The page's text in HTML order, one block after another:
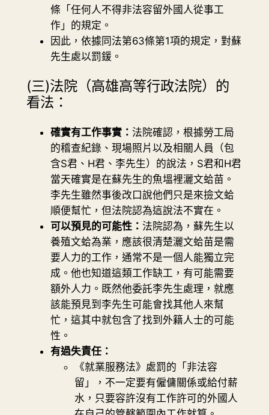
條「任何人不得非法容留外國人從事工
作」的規定。
因此，依據同法第63條第1項的規定，對蘇
先生處以罰鍰。
(三)法院（高雄高等行政法院）的
看法：
確實有工作事實： 法院確認，根據勞工局
的稽查紀錄、現場照片以及相關人員（包
含S君、H君、李先生）的說法，S君和H君
當天確實是在蘇先生的魚塭裡灑文蛤苗。
李先生雖然事後改口說他們只是來撿文蛤
順便幫忙，但法院認為這說法不實在。
可以預見的可能性： 法院認為，蘇先生以
養殖文蛤為業，應該很清楚灑文蛤苗是需
要人力的工作，通常不是一個人能獨立完
成。他也知道這類工作缺工，有可能需要
額外人力。既然他委託李先生處理，就應
該能預見到李先生可能會找其他人來幫
忙，這其中就包含了找到外籍人士的可能
性。
有過失責任：
《就業服務法》處罰的「非法容
留」，不一定要有僱傭關係或給付薪
水，只要容許沒有工作許可的外國人